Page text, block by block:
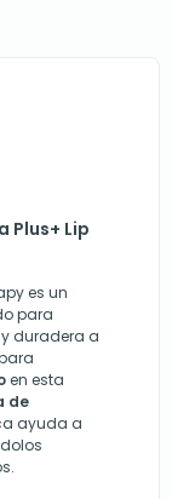
Plus+ Lip
es un
para
duradera a
en esta
de
ayuda a